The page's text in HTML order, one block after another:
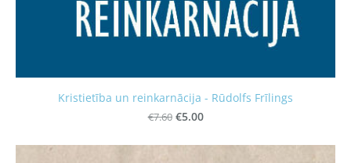
Kristietība un reinkarnācija - Rūdolfs Frīlings
€7.60 €5.00